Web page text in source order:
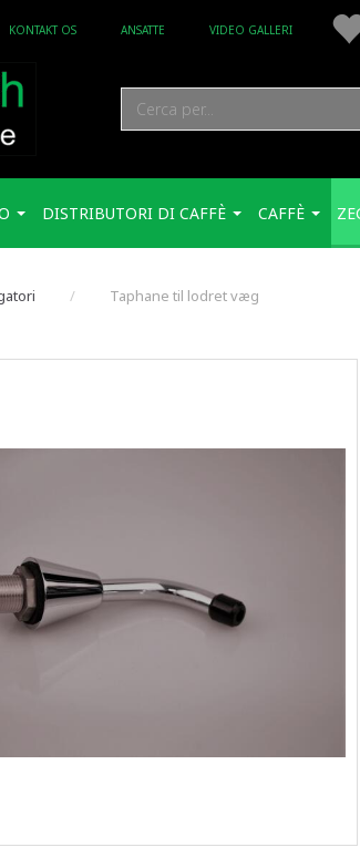
KONTAKT OS ANSATTE VIDEO GALLERI
DISTRIBUTORI DI CAFFÈ CAFFÈ
Taphane til lodret væg